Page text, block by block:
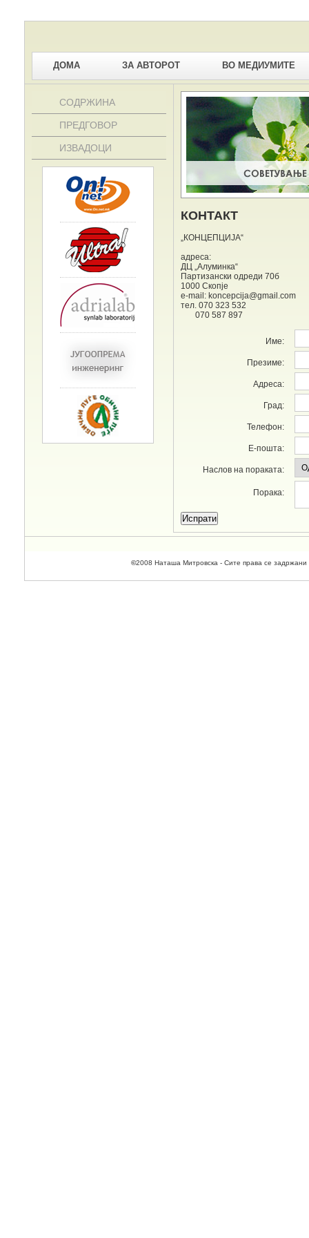
ДОМА ЗА АВТОРОТ ВО МЕДИУМИТЕ
СОДРЖИНА
ПРЕДГОВОР
ИЗВАДОЦИ
КОНТАКТ
„КОНЦЕПЦИЈА“
адреса:
ДЦ „Алуминка“
Партизански одреди 70б
1000 Скопје
e-mail: koncepcija@gmail.com
тел. 070 323 532
070 587 897
Име:
Презиме:
Адреса:
Град:
Телефон:
E-пошта:
Наслов на пораката:
Порака:
©2008 Наташа Митровска - Сите права се